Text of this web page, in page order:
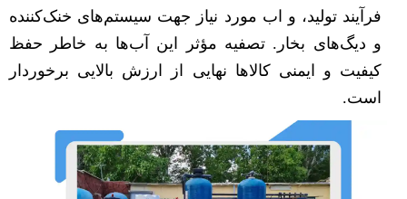
فرآیند تولید، و اب مورد نیاز جهت سیستم‌های خنک‌کننده
و دیگ‌های بخار. تصفیه مؤثر این آب‌ها به خاطر حفظ
کیفیت و ایمنی کالاها نهایی از ارزش بالایی برخوردار
است.